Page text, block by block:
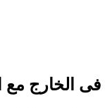
فى الخارج مع